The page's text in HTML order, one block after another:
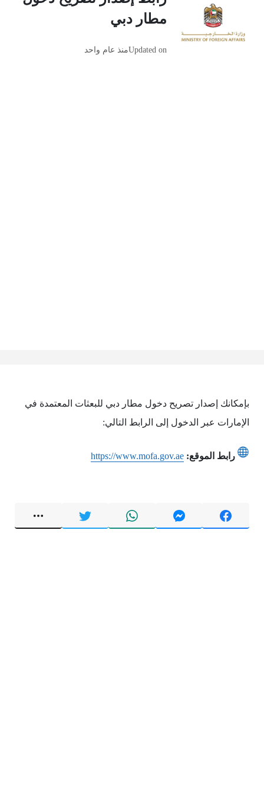
مطار دبي
Updated onمنذ عام واحد
بإمكانك إصدار تصريح دخول مطار دبي للبعثات المعتمدة في
الإمارات عبر الدخول إلى الرابط التالي:
رابط الموقع: https://www.mofa.gov.ae